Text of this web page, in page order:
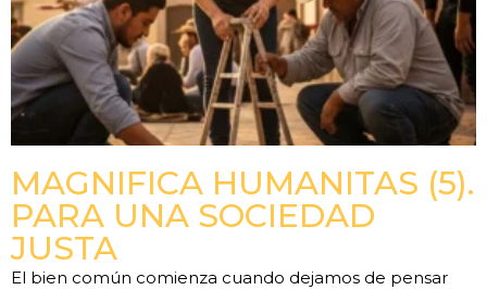
MAGNIFICA HUMANITAS (5).
PARA UNA SOCIEDAD
JUSTA
El bien común comienza cuando dejamos de pensar